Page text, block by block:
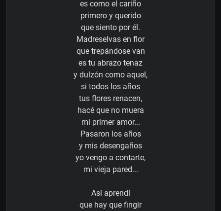
es como el cariño
primero y querido
que siento por él.
Madreselvas en flor
que trepándose van
es tu abrazo tenaz
y dulzón como aquel,
si todos los años
tus flores renacen,
hacé que no muera
mi primer amor...
Pasaron los años
y mis desengaños
yo vengo a contarte,
mi vieja pared...
Así aprendí
que hay que fingir